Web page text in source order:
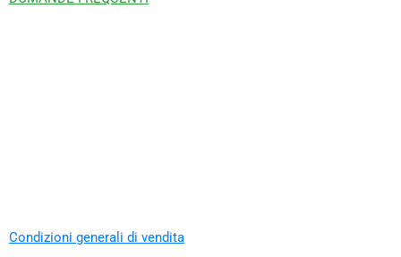
Condizioni generali di vendita